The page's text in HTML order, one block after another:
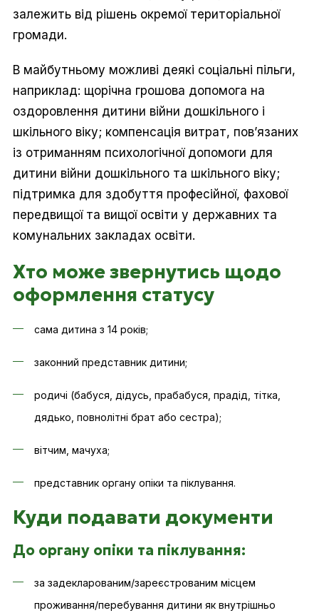
залежить від рішень окремої територіальної
громади.
В майбутньому можливі деякі соціальні пільги,
наприклад: щорічна грошова допомога на
оздоровлення дитини війни дошкільного і
шкільного віку; компенсація витрат, пов’язаних
із отриманням психологічної допомоги для
дитини війни дошкільного та шкільного віку;
підтримка для здобуття професійної, фахової
передвищої та вищої освіти у державних та
комунальних закладах освіти.
Хто може звернутись щодо
оформлення статусу
сама дитина з 14 років;
законний представник дитини;
родичі (бабуся, дідусь, прабабуся, прадід, тітка,
дядько, повнолітні брат або сестра);
вітчим, мачуха;
представник органу опіки та піклування.
Куди подавати документи
До органу опіки та піклування:
за задекларованим/зареєстрованим місцем
проживання/перебування дитини як внутрішньо